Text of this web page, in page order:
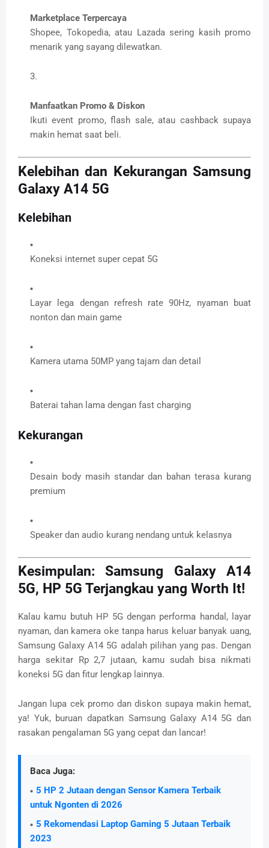
Marketplace Terpercaya
Shopee, Tokopedia, atau Lazada sering kasih promo
menarik yang sayang dilewatkan.
Manfaatkan Promo & Diskon
Ikuti event promo, flash sale, atau cashback supaya
makin hemat saat beli.
Kelebihan dan Kekurangan Samsung
Galaxy A14 5G
Kelebihan
Koneksi internet super cepat 5G
Layar lega dengan refresh rate 90Hz, nyaman buat
nonton dan main game
Kamera utama 50MP yang tajam dan detail
Baterai tahan lama dengan fast charging
Kekurangan
Desain body masih standar dan bahan terasa kurang
premium
Speaker dan audio kurang nendang untuk kelasnya
Kesimpulan: Samsung Galaxy A14
5G, HP 5G Terjangkau yang Worth It!
Kalau kamu butuh HP 5G dengan performa handal, layar
nyaman, dan kamera oke tanpa harus keluar banyak uang,
Samsung Galaxy A14 5G adalah pilihan yang pas. Dengan
harga sekitar Rp 2,7 jutaan, kamu sudah bisa nikmati
koneksi 5G dan fitur lengkap lainnya.
Jangan lupa cek promo dan diskon supaya makin hemat,
ya! Yuk, buruan dapatkan Samsung Galaxy A14 5G dan
rasakan pengalaman 5G yang cepat dan lancar!
Baca Juga:
5 HP 2 Jutaan dengan Sensor Kamera Terbaik
untuk Ngonten di 2026
5 Rekomendasi Laptop Gaming 5 Jutaan Terbaik
2023